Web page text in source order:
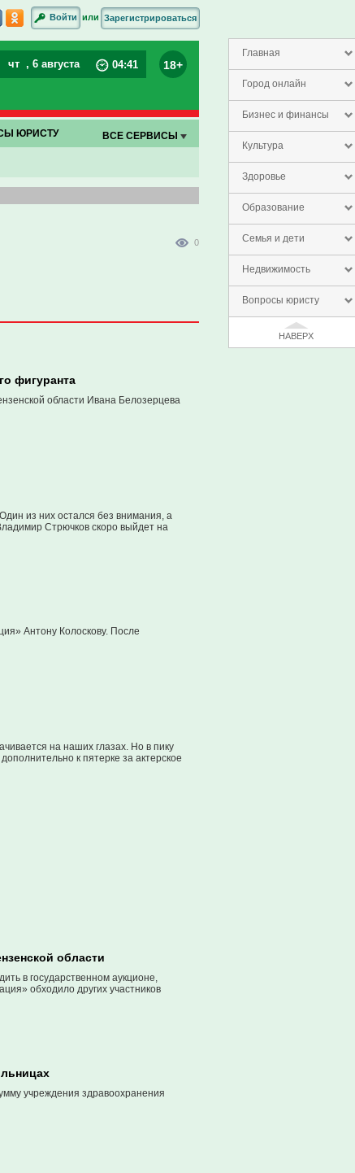
Главная
Город онлайн
Бизнес и финансы
Культура
Здоровье
Образование
Семья и дети
Недвижимость
Вопросы юристу
НАВЕРХ
Войти или Зарегистрироваться
чт , 6 августа 04:41 18+
ЮРИСТУ ВСЕ СЕРВИСЫ
0
фигуранта
области Ивана Белозерцева
из них остался без внимания, а
Стрючков скоро выйдет на
Антону Колоскову. После
на наших глазах. Но в пику
к пятерке за актерское
области
в государственном аукционе,
обходило других участников
учреждения здравоохранения